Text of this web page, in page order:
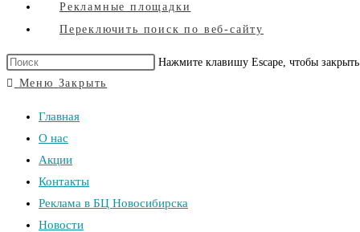
Рекламные площадки
Переключить поиск по веб-сайту
Нажмите клавишу Escape, чтобы
Меню Закрыть
Главная
О нас
Акции
Контакты
Реклама в БЦ Новосибирска
Новости